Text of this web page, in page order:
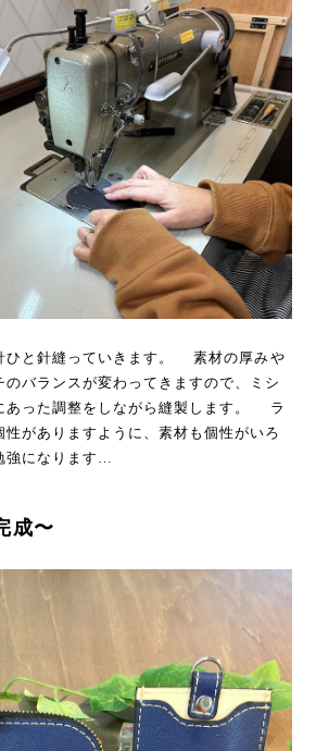
ひと針縫っていきます。 素材の厚みや
バランスが変わってきますので、ミシ
あった調整をしながら縫製します。 ラ
がありますように、素材も個性がいろ
強になります…
成〜